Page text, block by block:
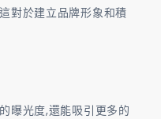
對於建立品牌形象和積
曝光度,還能吸引更多的